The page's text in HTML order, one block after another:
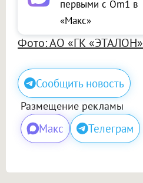
первыми с Om1 в
«Макс»
Фото: АО «ГК «ЭТАЛОН»
Сообщить новость
Размещение рекламы
Макс Телеграм